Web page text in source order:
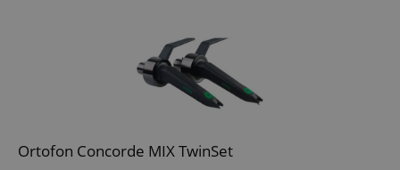
Ortofon Concorde MIX TwinSet